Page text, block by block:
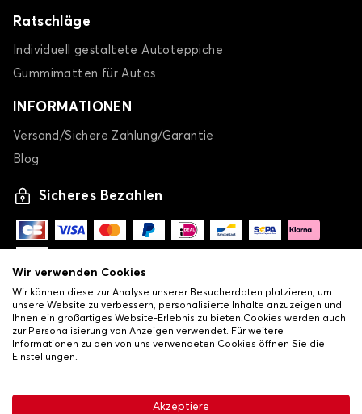
Ratschläge
Individuell gestaltete Autoteppiche
Gummimatten für Autos
INFORMATIONEN
Versand/Sichere Zahlung/Garantie
Blog
Sicheres Bezahlen
Allgemeine Verkaufsbedingungen•
Wir verwenden Cookies
Wir können diese zur Analyse unserer Besucherdaten platzieren, um
unsere Website zu verbessern, personalisierte Inhalte anzuzeigen und
Ihnen ein großartiges Website-Erlebnis zu bieten.Cookies werden auch
zur Personalisierung von Anzeigen verwendet. Für weitere
Informationen zu den von uns verwendeten Cookies öffnen Sie die
Einstellungen.
Akzeptiere